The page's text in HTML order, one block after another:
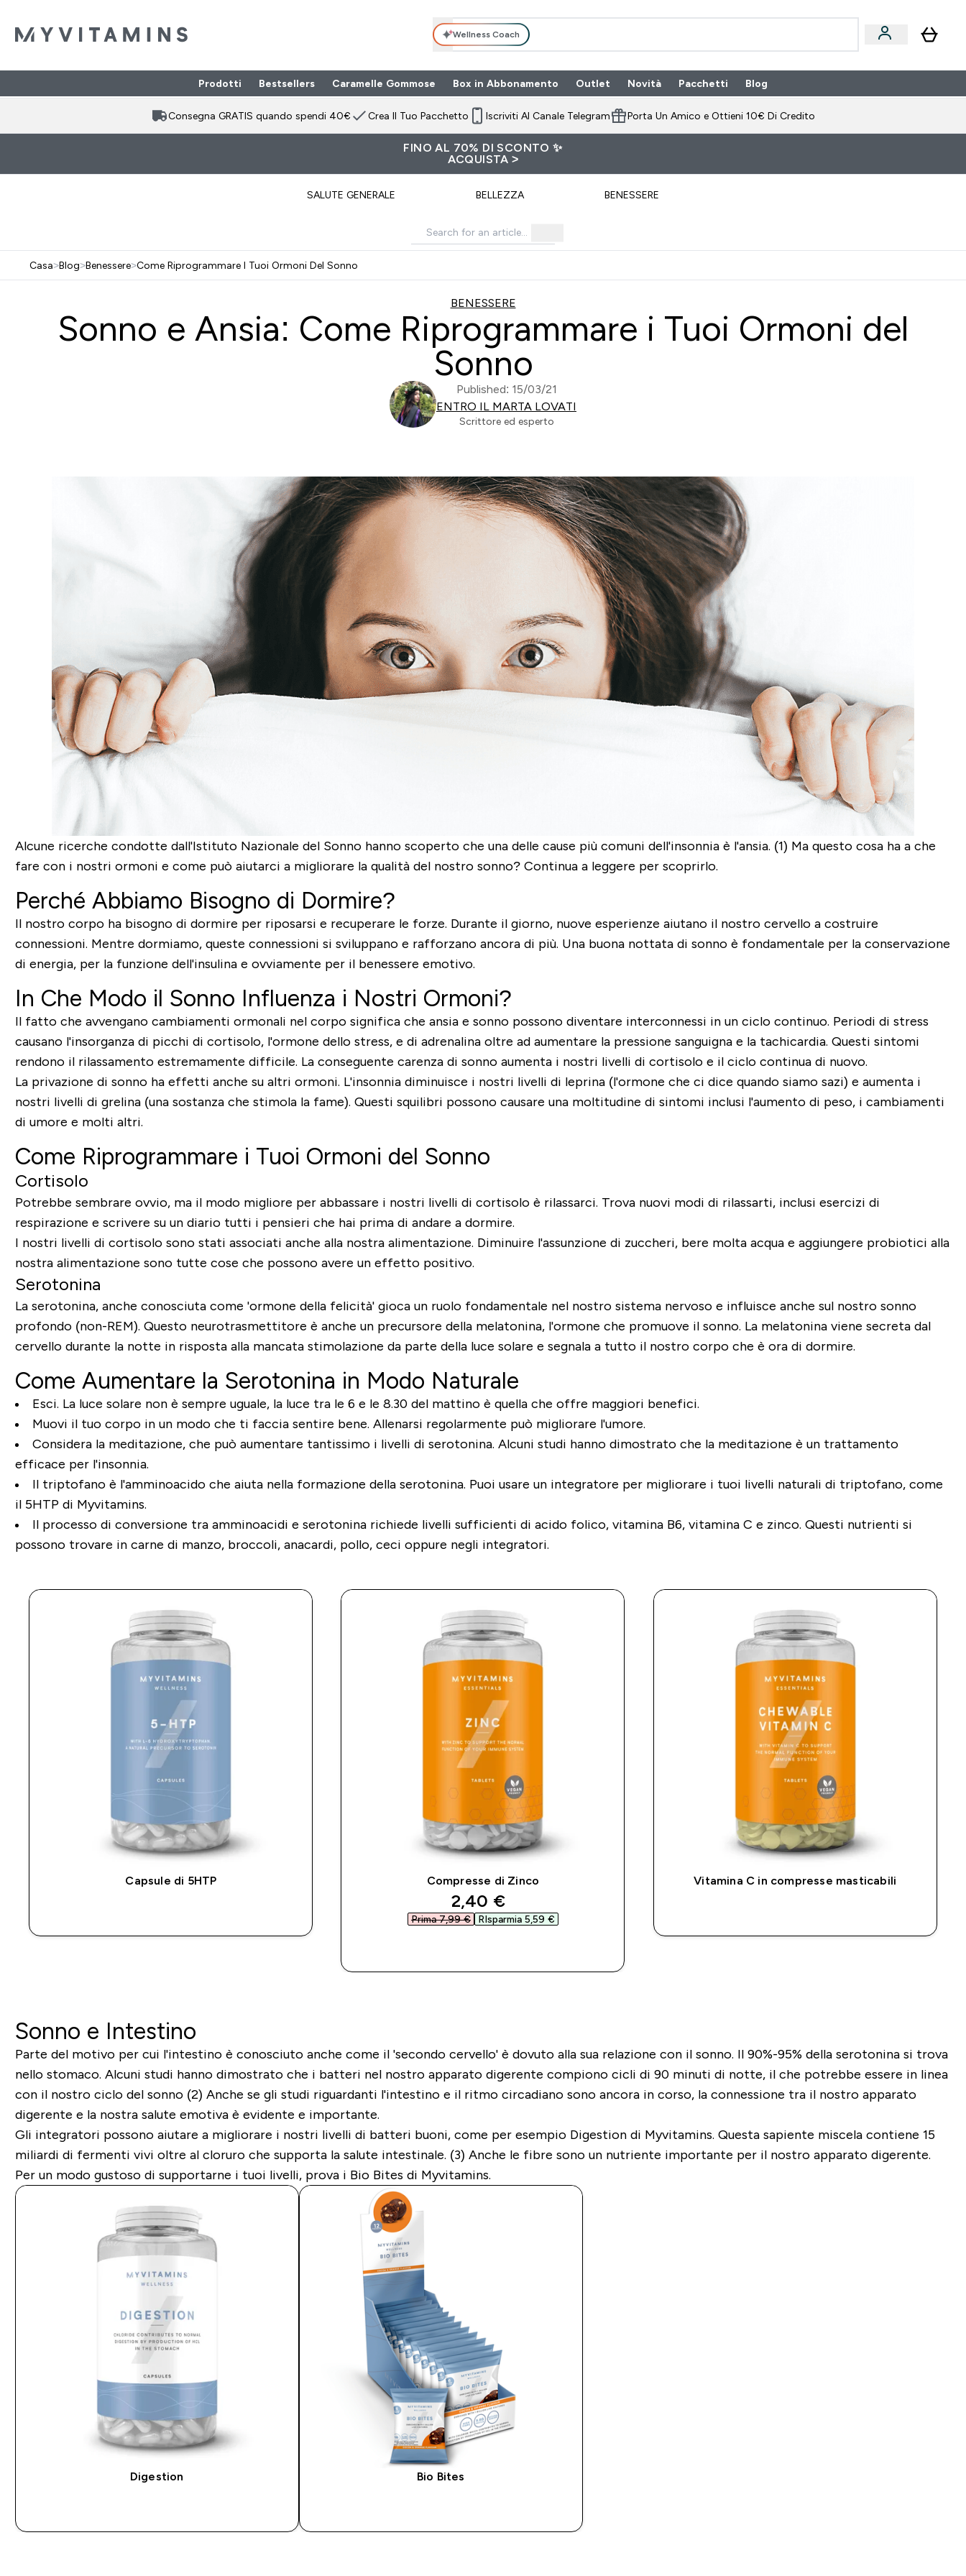
Wellness Coach
Prodotti Enter Prodotti submenu
Bestsellers Caramelle Gommose Box in AbbonamentoEnter Box in Abbonamento submenu
⌄ Outlet Novità Pacchetti Enter Pacchetti submenu
Blog
Consegna GRATIS quando spendi 40€ Crea Il Tuo Pacchetto Iscriviti Al Canale Telegram Porta Un Amico e Ottieni 10€ Di Credito
FINO AL 70% DI SCONTO ✨
ACQUISTA >
SALUTE GENERALE BELLEZZA BENESSERE
Casa>Blog>Benessere>Come Riprogrammare I Tuoi Ormoni Del Sonno
BENESSERE
Sonno e Ansia: Come Riprogrammare i Tuoi Ormoni del
Sonno
Published: 15/03/21
ENTRO IL MARTA LOVATI
Scrittore ed esperto
Alcune ricerche condotte dall'Istituto Nazionale del Sonno hanno scoperto che una delle cause più comuni dell'insonnia è l'ansia. (1) Ma questo cosa ha a che
fare con i nostri ormoni e come può aiutarci a migliorare la qualità del nostro sonno? Continua a leggere per scoprirlo.
Perché Abbiamo Bisogno di Dormire?
Il nostro corpo ha bisogno di dormire per riposarsi e recuperare le forze. Durante il giorno, nuove esperienze aiutano il nostro cervello a costruire
connessioni. Mentre dormiamo, queste connessioni si sviluppano e rafforzano ancora di più. Una buona nottata di sonno è fondamentale per la conservazione
di energia, per la funzione dell'insulina e ovviamente per il benessere emotivo.
In Che Modo il Sonno Influenza i Nostri Ormoni?
Il fatto che avvengano cambiamenti ormonali nel corpo significa che ansia e sonno possono diventare interconnessi in un ciclo continuo. Periodi di stress
causano l'insorganza di picchi di cortisolo, l'ormone dello stress, e di adrenalina oltre ad aumentare la pressione sanguigna e la tachicardia. Questi sintomi
rendono il rilassamento estremamente difficile. La conseguente carenza di sonno aumenta i nostri livelli di cortisolo e il ciclo continua di nuovo.
La privazione di sonno ha effetti anche su altri ormoni. L'insonnia diminuisce i nostri livelli di leprina (l'ormone che ci dice quando siamo sazi) e aumenta i
nostri livelli di grelina (una sostanza che stimola la fame). Questi squilibri possono causare una moltitudine di sintomi inclusi l'aumento di peso, i cambiamenti
di umore e molti altri.
Come Riprogrammare i Tuoi Ormoni del Sonno
Cortisolo
Potrebbe sembrare ovvio, ma il modo migliore per abbassare i nostri livelli di cortisolo è rilassarci. Trova nuovi modi di rilassarti, inclusi esercizi di
respirazione e scrivere su un diario tutti i pensieri che hai prima di andare a dormire.
I nostri livelli di cortisolo sono stati associati anche alla nostra alimentazione. Diminuire l'assunzione di zuccheri, bere molta acqua e aggiungere probiotici alla
nostra alimentazione sono tutte cose che possono avere un effetto positivo.
Serotonina
La serotonina, anche conosciuta come 'ormone della felicità' gioca un ruolo fondamentale nel nostro sistema nervoso e influisce anche sul nostro sonno
profondo (non-REM). Questo neurotrasmettitore è anche un precursore della melatonina, l'ormone che promuove il sonno. La melatonina viene secreta dal
cervello durante la notte in risposta alla mancata stimolazione da parte della luce solare e segnala a tutto il nostro corpo che è ora di dormire.
Come Aumentare la Serotonina in Modo Naturale
Esci. La luce solare non è sempre uguale, la luce tra le 6 e le 8.30 del mattino è quella che offre maggiori benefici.
Muovi il tuo corpo in un modo che ti faccia sentire bene. Allenarsi regolarmente può migliorare l'umore.
Considera la meditazione, che può aumentare tantissimo i livelli di serotonina. Alcuni studi hanno dimostrato che la meditazione è un trattamento
efficace per l'insonnia.
Il triptofano è l'amminoacido che aiuta nella formazione della serotonina. Puoi usare un integratore per migliorare i tuoi livelli naturali di triptofano, come
il 5HTP di Myvitamins.
Il processo di conversione tra amminoacidi e serotonina richiede livelli sufficienti di acido folico, vitamina B6, vitamina C e zinco. Questi nutrienti si
possono trovare in carne di manzo, broccoli, anacardi, pollo, ceci oppure negli integratori.
Capsule di 5HTP Compresse di Zinco
discounted price
2,40 €‎
Prima 7,99 €‎ RIsparmia 5,59 €‎
Vitamina C in compresse masticabili
Sonno e Intestino
Parte del motivo per cui l'intestino è conosciuto anche come il 'secondo cervello' è dovuto alla sua relazione con il sonno. Il 90%-95% della serotonina si trova
nello stomaco. Alcuni studi hanno dimostrato che i batteri nel nostro apparato digerente compiono cicli di 90 minuti di notte, il che potrebbe essere in linea
con il nostro ciclo del sonno (2) Anche se gli studi riguardanti l'intestino e il ritmo circadiano sono ancora in corso, la connessione tra il nostro apparato
digerente e la nostra salute emotiva è evidente e importante.
Gli integratori possono aiutare a migliorare i nostri livelli di batteri buoni, come per esempio Digestion di Myvitamins. Questa sapiente miscela contiene 15
miliardi di fermenti vivi oltre al cloruro che supporta la salute intestinale. (3) Anche le fibre sono un nutriente importante per il nostro apparato digerente.
Per un modo gustoso di supportarne i tuoi livelli, prova i Bio Bites di Myvitamins.
Digestion Bio Bites